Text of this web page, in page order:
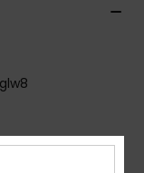
glw8
polyester